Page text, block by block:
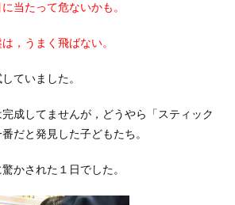
当たって危ないかも。
，うまく飛ばない。
ていました。
成してませんが，どうやら「スティック
だと発見した子どもたち。
かされた１日でした。